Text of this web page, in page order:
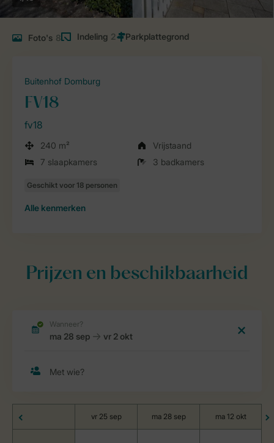
Foto's 8 Indeling 2
Buitenhof Domburg
FV18
fv18
240 m²
Vrijstaand
7 slaapkamers
3 badkamers
Alle kenmerken
Prijzen en beschikbaarheid
vr 25 sep ma 28 sep ma 12 okt